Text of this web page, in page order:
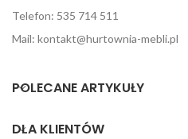
Telefon: 535 714 511
Mail: kontakt@hurtownia-mebli.pl
POLECANE ARTYKUŁY
DLA KLIENTÓW